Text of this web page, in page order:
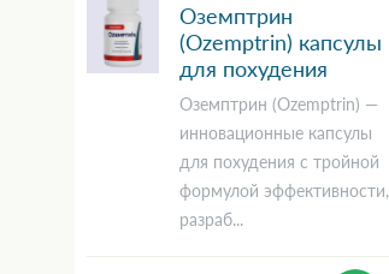
Оземптрин
(Ozemptrin) капсулы
для похудения
Оземптрин (Ozemptrin) —
инновационные капсулы
для похудения с тройной
формулой эффективности,
разраб...